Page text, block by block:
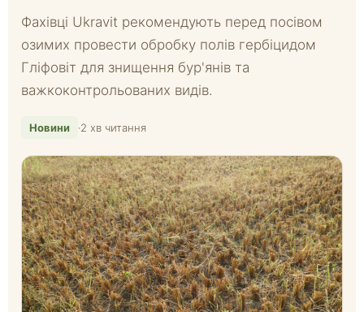
Фахівці Ukravit рекомендують перед посівом
озимих провести обробку полів гербіцидом
Гліфовіт для знищення бур'янів та
важкоконтрольованих видів.
Новини ·2 хв читання